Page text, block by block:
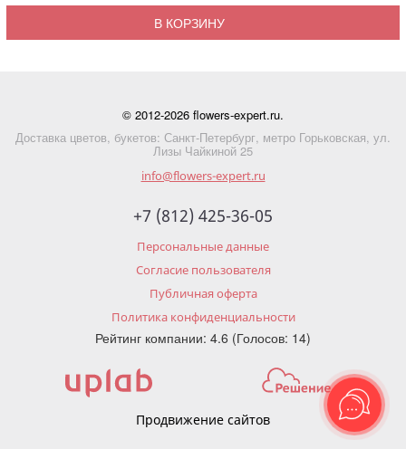
В КОРЗИНУ
© 2012-2026 flowers-expert.ru.
Доставка цветов, букетов: Санкт-Петербург, метро Горьковская, ул.
Лизы Чайкиной 25
info@flowers-expert.ru
+7 (812) 425-36-05
Персональные данные
Согласие пользователя
Публичная оферта
Политика конфиденциальности
Рейтинг компании: 4.6 (Голосов: 14)
Продвижение сайтов